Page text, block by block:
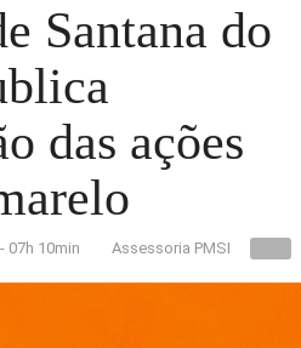
Santana do
das ações
07h 10min Assessoria PMSI